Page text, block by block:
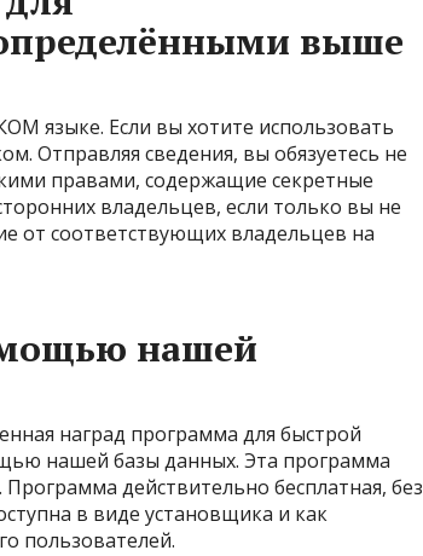
выше
языке. Если вы хотите использовать
Отправляя сведения, вы обязуетесь не
правами, содержащие секретные
владельцев, если только вы не
от соответствующих владельцев на
нашей
наград программа для быстрой
нашей базы данных. Эта программа
действительно бесплатная, без
в виде установщика и как
пользователей.